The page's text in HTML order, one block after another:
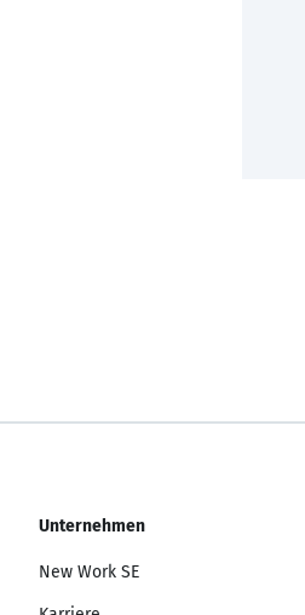
Unternehmen
New Work SE